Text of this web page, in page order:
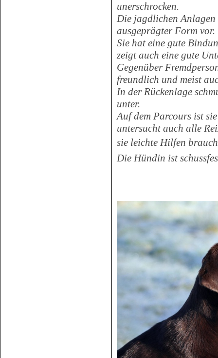
unerschrocken.
Die jagdlichen
ausgeprägter Form vor.
Sie hat eine gute
zeigt auch eine gute
Gegenüber
freundlich und meist
In der Rückenlage
unter.
Auf dem Parcours ist
untersucht auch alle
sie leichte Hilfen
Die Hündin ist